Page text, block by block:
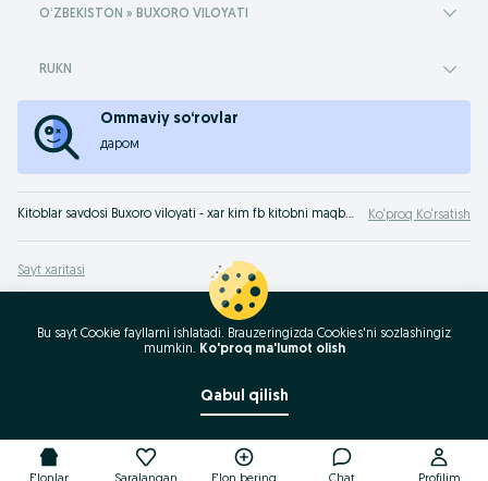
OʻZBEKISTON » BUXORO VILOYATI
RUKN
Ommaviy so‘rovlar
даром
Kitoblar savdosi Buxoro viloyati - xar kim fb kitobni maqbul narxda OLX.uz Buxoro viloyati sotishi yoki sotib olishi mumkin. Adabiyot muhlislari uchun eng yaxshi qimmat bo‘lmagan kitob va jurnallar bizda! Ko‘proq Ko‘rsatish
Sayt xaritasi
Biznes-sahifa xaritasi
Bu sayt Cookie fayllarni ishlatadi. Brauzeringizda Cookies'ni sozlashingiz
mumkin. Ko'proq ma'lumot olish
Qabul qilish